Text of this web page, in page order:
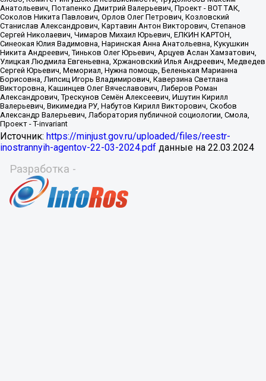
Источник: https://minjust.gov.ru/uploaded/files/reestr-
inostrannyih-agentov-22-03-2024.pdf данные на 22.03.2024
Разработка -